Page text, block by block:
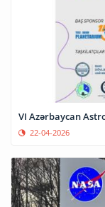
VI Azərbaycan
22-04-2026